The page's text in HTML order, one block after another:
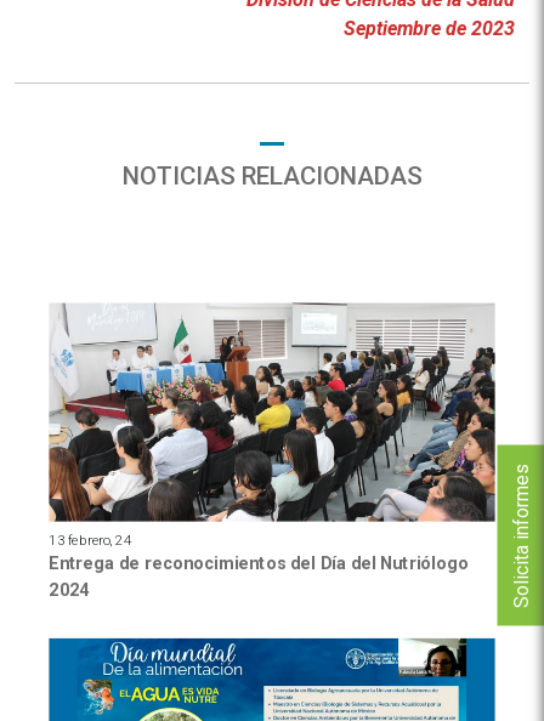
Solicita informes
Septiembre de 2023
NOTICIAS RELACIONADAS
13 febrero, 24
Entrega de reconocimientos del Día del Nutriólogo
2024